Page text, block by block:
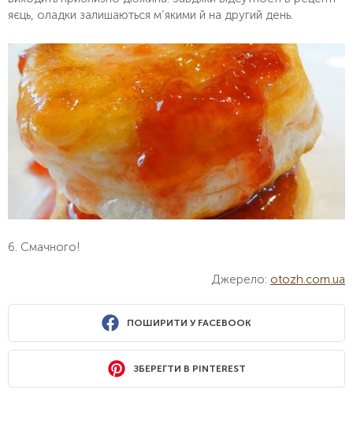
яєць, оладки залишаються м’якими й на другий день.
6. Смачного!
Джерело: otozh.com.ua
ПОШИРИТИ У FACEBOOK
ЗБЕРЕГТИ В PINTEREST